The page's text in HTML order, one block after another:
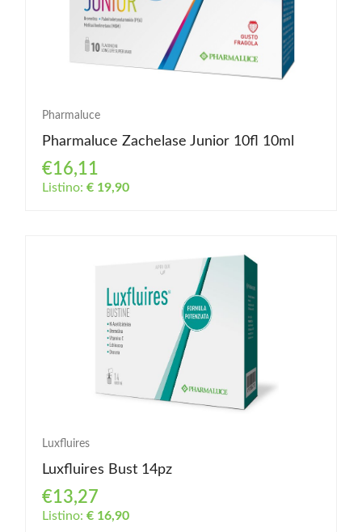
Pharmaluce
Pharmaluce Zachelase Junior 10fl 10ml
€16,11
Listino: € 19,90
Luxfluires
Luxfluires Bust 14pz
€13,27
Listino: € 16,90